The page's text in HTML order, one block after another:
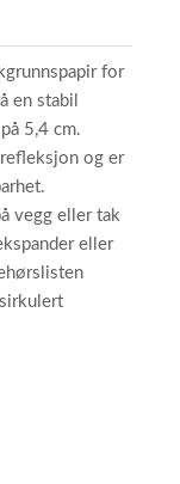
for
en stabil
5,4 cm.
og er
vegg eller tak
eller